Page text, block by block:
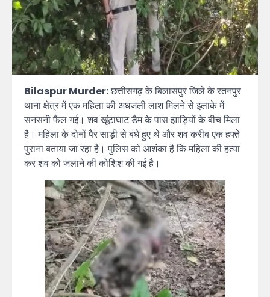
Bilaspur Murder:छत्तीसगढ़ के बिलासपुर जिले के रतनपुर
थाना क्षेत्र में एक महिला की अधजली लाश मिलने से इलाके में
सनसनी फैल गई। शव खूंटाघाट डैम के पास झाड़ियों के बीच मिला
है। महिला के दोनों पैर साड़ी से बंधे हुए थे और शव करीब एक हफ्ते
पुराना बताया जा रहा है। पुलिस को आशंका है कि महिला की हत्या
कर शव को जलाने की कोशिश की गई है।